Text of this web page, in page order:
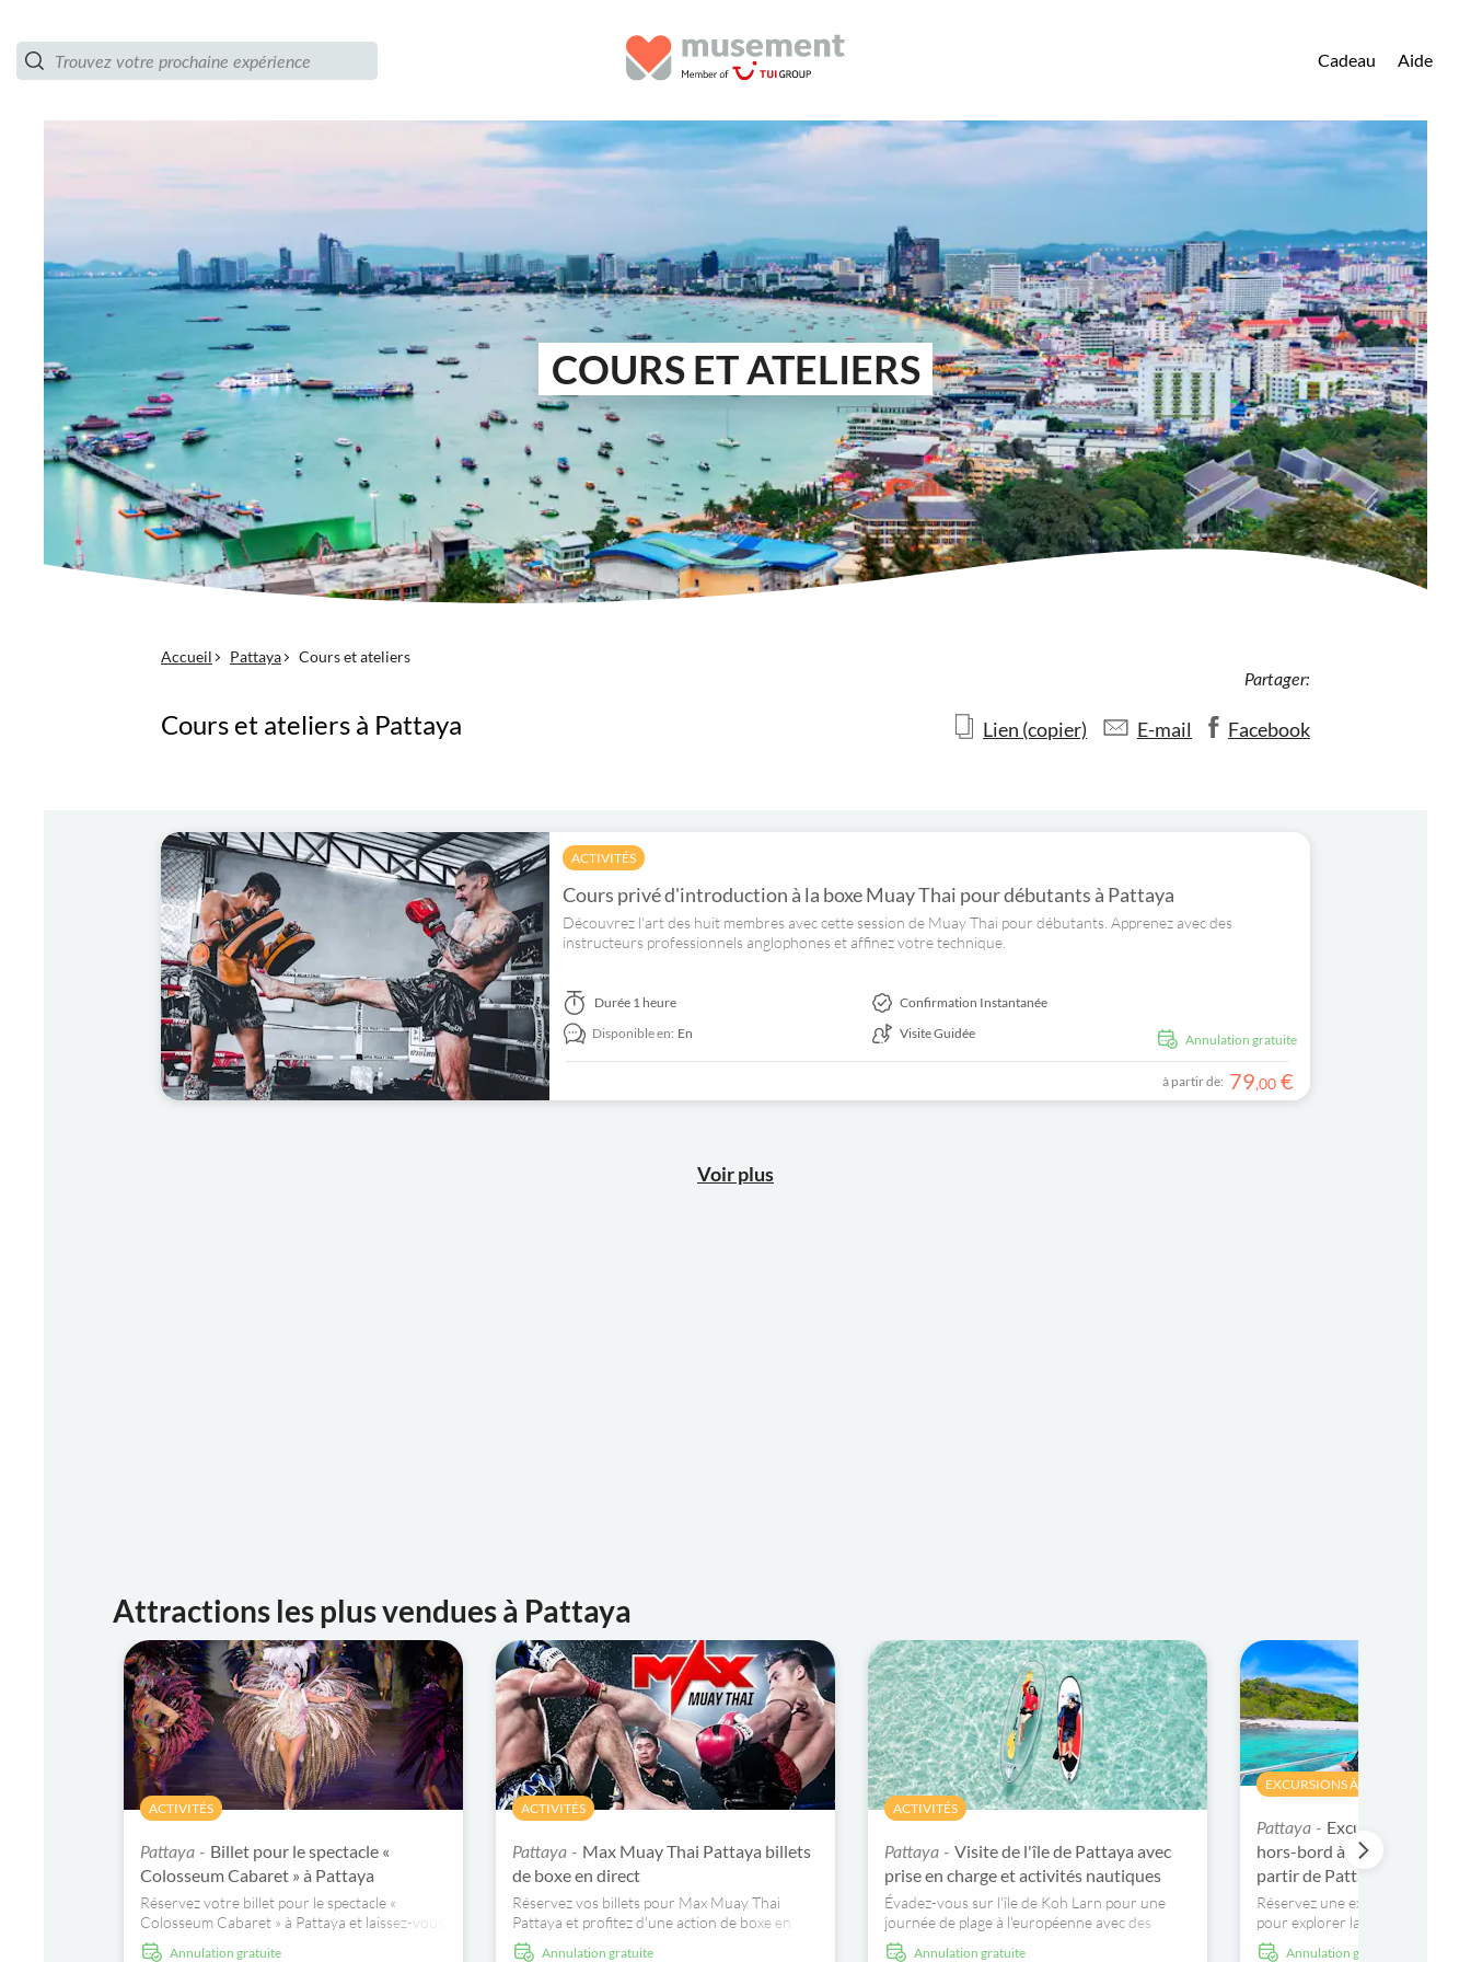
Cadeau Aide
COURS ET ATELIERS
Accueil Pattaya Cours et ateliers
Cours et ateliers à Pattaya
Partager:
Lien (copier) E-mail Facebook
ACTIVITÉS
Cours privé d'introduction à la boxe Muay Thai pour débutants à Pattaya
Découvrez l'art des huit membres avec cette session de Muay Thai pour débutants. Apprenez avec des
instructeurs professionnels anglophones et affinez votre technique.
Annulation gratuite
Durée 1 heure
Disponible en: En
Confirmation Instantanée
Visite Guidée
à partir de: 79,00 €
Voir plus
Attractions les plus vendues à Pattaya
ACTIVITÉS
Pattaya - Billet pour le spectacle «
Colosseum Cabaret » à Pattaya
Réservez votre billet pour le spectacle «
Colosseum Cabaret » à Pattaya et laissez-vous
émerveiller par des costumes somptueux et
Annulation gratuite
ACTIVITÉS
Pattaya - Max Muay Thai Pattaya billets
de boxe en direct
Réservez vos billets pour Max Muay Thai
Pattaya et profitez d'une action de boxe en
direct palpitante, de traditions de combat
Annulation gratuite
ACTIVITÉS
Pattaya -Visite de l'île de Pattaya avec
prise en charge et activités nautiques
Évadez-vous sur l'île de Koh Larn pour une
journée de plage à l'européenne avec des
activités nautiques, du parachute
Annulation gratuite
EXCURSIONS À LA JOURNÉE
Pattaya - Excursion privée
hors-bord à Samae San et
partir de Pattaya
Réservez une excursion privée
pour explorer la beauté intacte
Samae San. Faites de la plongée
Annulation gratuite